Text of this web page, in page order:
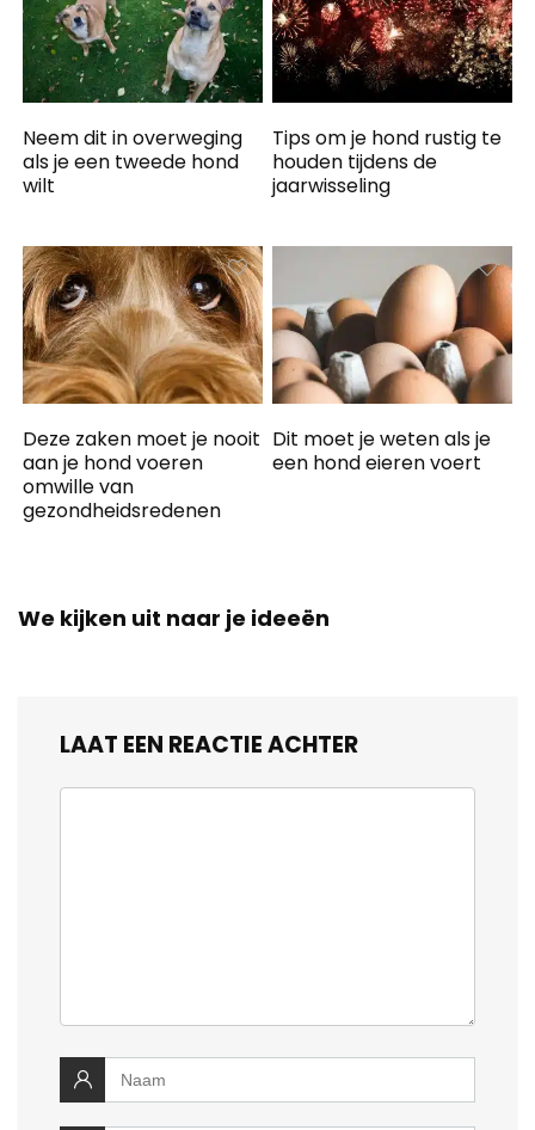
Neem dit in overweging
als je een tweede hond
wilt
Tips om je hond rustig te
houden tijdens de
jaarwisseling
Deze zaken moet je nooit
aan je hond voeren
omwille van
gezondheidsredenen
Dit moet je weten als je
een hond eieren voert
We kijken uit naar je ideeën
LAAT EEN REACTIE ACHTER